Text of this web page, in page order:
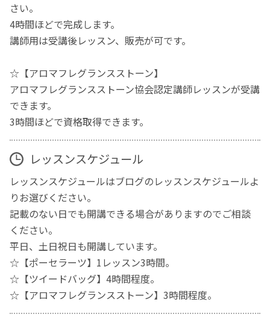
さい。
4時間ほどで完成します。
講師用は受講後レッスン、販売が可です。
☆【アロマフレグランスストーン】
アロマフレグランスストーン協会認定講師レッスンが受講
できます。
3時間ほどで資格取得できます。
レッスンスケジュール
レッスンスケジュールはブログのレッスンスケジュールよ
りお選びください。
記載のない日でも開講できる場合がありますのでご相談
ください。
平日、土日祝日も開講しています。
☆【ポーセラーツ】1レッスン3時間。
☆【ツイードバッグ】4時間程度。
☆【アロマフレグランスストーン】3時間程度。